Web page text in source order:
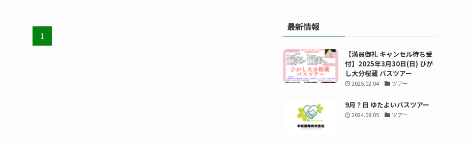
1 る
最新情報
【満員御礼 キャンセル待ち受
付】2025年3月30日(日) ひが
し大分桜蔵 バスツアー
2025.02.04 ツアー
9月？日 ゆたよいバスツアー
2024.08.05 ツアー